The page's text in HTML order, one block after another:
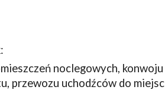
noclegowych, konwoju
przewozu uchodźców do miejsc